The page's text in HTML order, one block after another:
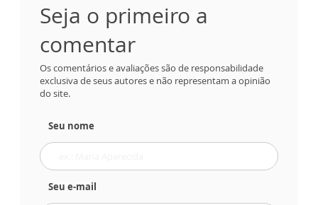
Seja o primeiro a
comentar
Os comentários e avaliações são de responsabilidade
exclusiva de seus autores e não representam a opinião
do site.
Seu nome
Seu e-mail